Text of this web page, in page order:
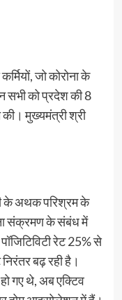
जो कोरोना के
सभी को प्रदेश की 8
मुख्यमंत्री श्री
के अथक परिश्रम के
संक्रमण के संबंध में
रेट 25% से
बढ़ रही है।
गए थे, अब एक्टिव